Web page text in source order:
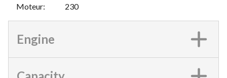
Moteur: 230
Engine